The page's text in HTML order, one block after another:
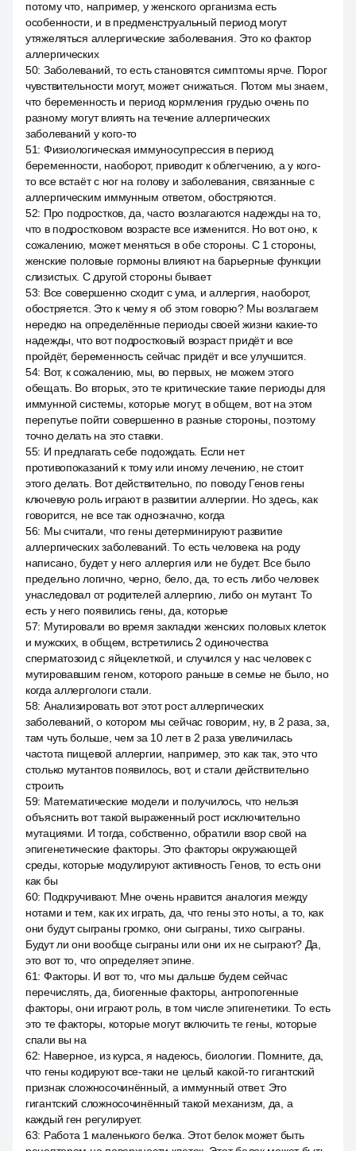
потому что, например, у женского организма есть
особенности, и в предменструальный период могут
утяжеляться аллергические заболевания. Это ко фактор
аллергических
50: Заболеваний, то есть становятся симптомы ярче. Порог
чувствительности могут, может снижаться. Потом мы знаем,
что беременность и период кормления грудью очень по
разному могут влиять на течение аллергических
заболеваний у кого-то
51: Физиологическая иммуносупрессия в период
беременности, наоборот, приводит к облегчению, а у кого-
то все встаёт с ног на голову и заболевания, связанные с
аллергическим иммунным ответом, обостряются.
52: Про подростков, да, часто возлагаются надежды на то,
что в подростковом возрасте все изменится. Но вот оно, к
сожалению, может меняться в обе стороны. С 1 стороны,
женские половые гормоны влияют на барьерные функции
слизистых. С другой стороны бывает
53: Все совершенно сходит с ума, и аллергия, наоборот,
обостряется. Это к чему я об этом говорю? Мы возлагаем
нередко на определённые периоды своей жизни какие-то
надежды, что вот подростковый возраст придёт и все
пройдёт, беременность сейчас придёт и все улучшится.
54: Вот, к сожалению, мы, во первых, не можем этого
обещать. Во вторых, это те критические такие периоды для
иммунной системы, которые могут, в общем, вот на этом
перепутье пойти совершенно в разные стороны, поэтому
точно делать на это ставки.
55: И предлагать себе подождать. Если нет
противопоказаний к тому или иному лечению, не стоит
этого делать. Вот действительно, по поводу Генов гены
ключевую роль играют в развитии аллергии. Но здесь, как
говорится, не все так однозначно, когда
56: Мы считали, что гены детерминируют развитие
аллергических заболеваний. То есть человека на роду
написано, будет у него аллергия или не будет. Все было
предельно логично, черно, бело, да, то есть либо человек
унаследовал от родителей аллергию, либо он мутант. То
есть у него появились гены, да, которые
57: Мутировали во время закладки женских половых клеток
и мужских, в общем, встретились 2 одиночества
сперматозоид с яйцеклеткой, и случился у нас человек с
мутировавшим геном, которого раньше в семье не было, но
когда аллергологи стали.
58: Анализировать вот этот рост аллергических
заболеваний, о котором мы сейчас говорим, ну, в 2 раза, за,
там чуть больше, чем за 10 лет в 2 раза увеличилась
частота пищевой аллергии, например, это как так, это что
столько мутантов появилось, вот, и стали действительно
строить
59: Математические модели и получилось, что нельзя
объяснить вот такой выраженный рост исключительно
мутациями. И тогда, собственно, обратили взор свой на
эпигенетические факторы. Это факторы окружающей
среды, которые модулируют активность Генов, то есть они
как бы
60: Подкручивают. Мне очень нравится аналогия между
нотами и тем, как их играть, да, что гены это ноты, а то, как
они будут сыграны громко, они сыграны, тихо сыграны.
Будут ли они вообще сыграны или они их не сыграют? Да,
это вот то, что определяет эпине.
61: Факторы. И вот то, что мы дальше будем сейчас
перечислять, да, биогенные факторы, антропогенные
факторы, они играют роль, в том числе эпигенетики. То есть
это те факторы, которые могут включить те гены, которые
спали вы на
62: Наверное, из курса, я надеюсь, биологии. Помните, да,
что гены кодируют все-таки не целый какой-то гигантский
признак сложносочинённый, а иммунный ответ. Это
гигантский сложносочинённый такой механизм, да, а
каждый ген регулирует.
63: Работа 1 маленького белка. Этот белок может быть